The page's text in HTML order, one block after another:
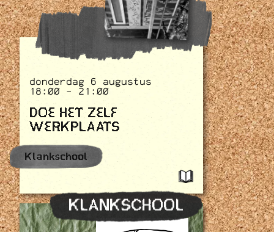
donderdag 6 augustus
18:00 - 21:00
DOE HET ZELF
WERKPLAATS
Klankschool
KLANKSCHOOL